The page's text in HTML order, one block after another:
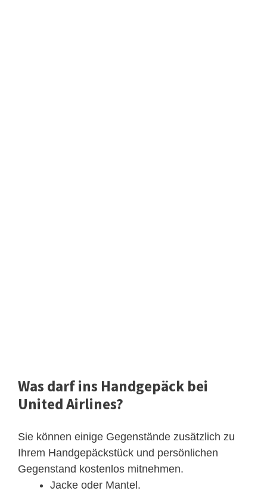
Was darf ins Handgepäck bei
United Airlines?
Sie können einige Gegenstände zusätzlich zu
Ihrem Handgepäckstück und persönlichen
Gegenstand kostenlos mitnehmen.
Jacke oder Mantel.